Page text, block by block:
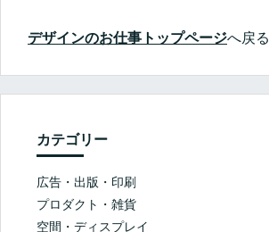
デザインのお仕事トップページへ戻る
カテゴリー
広告・出版・印刷
プロダクト・雑貨
空間・ディスプレイ